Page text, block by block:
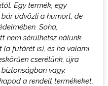
Egy termék, egy
bár üdvözli a humort, de
Soha,
nem sérülhetsz nálunk.
futárét is), és ha valami
cserélünk, újra
vagy.
a rendelt termékeket,